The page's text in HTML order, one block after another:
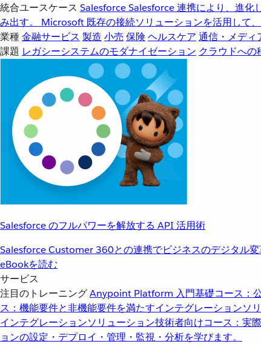
統合ユースケース SalesforceSalesforce 連携により、進化
み出す。
Microsoft 既存の接続ソリューションを活用して
業種金融サービス 製造 小売 保険 ヘルスケア 通信・メディ
課題 レガシーシステムのモダナイゼーション クラウドへの
Salesforce のフルパワーを解放する API 活用術
Salesforce Customer 360との連携でビジネスのデジタル
eBookを読む
サービス
注目のトレーニングAnypoint Platform 入門基礎コース：
ス：機能要件と非機能要件を満たすインテグレーションソ
インテグレーションソリューション技術者向けコース：実
ョンの設定・デプロイ・管理・監視・分析を学びます。